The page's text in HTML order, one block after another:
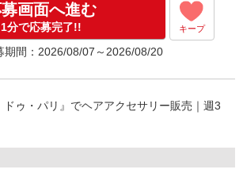
画面へ進む
1分で応募完了!! キープ
期間：2026/08/07～2026/08/20
ドゥ・パリ』でヘアアクセサリー販売｜週3